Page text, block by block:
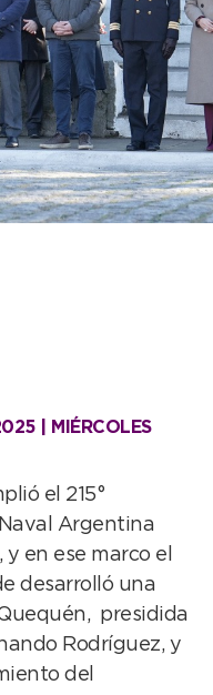
| MIÉRCOLES
el 215°
Argentina
en ese marco el
desarrolló una
presidida
Rodríguez, y
del